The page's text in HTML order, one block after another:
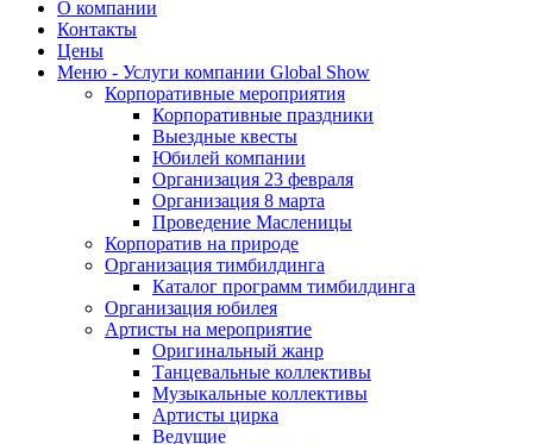
О компании
Контакты
Цены
Меню - Услуги компании Global Show
Корпоративные мероприятия
Корпоративные праздники
Выездные квесты
Юбилей компании
Организация 23 февраля
Организация 8 марта
Проведение Масленицы
Корпоратив на природе
Организация тимбилдинга
Каталог программ тимбилдинга
Организация юбилея
Артисты на мероприятие
Оригинальный жанр
Танцевальные коллективы
Музыкальные коллективы
Артисты цирка
Ведущие